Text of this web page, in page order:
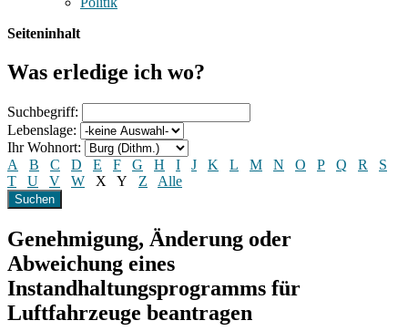
Seiteninhalt
Was erledige ich wo?
Suchbegriff:
Lebenslage:
Ihr Wohnort:
A
B C D E F G H I J K L M N O P Q R
S
T
U V W X Y Z Alle
Genehmigung, Änderung oder
Abweichung eines
Instandhaltungsprogramms für
Luftfahrzeuge beantragen